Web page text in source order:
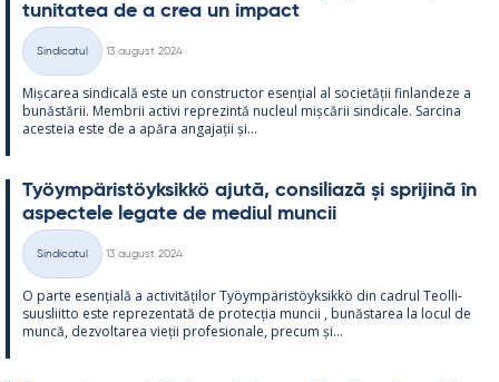
tu­ni­ta­tea de a crea un im­pact
Categorii
Sindicatul
13 august 2024
Mișca­rea sin­dicală este un con­struc­tor esențial al societății fin­lan­deze a
bunăstă­rii. Mem­brii ac­tivi reprezintă nucleul mișcă­rii sin­dicale. Sarcina
aces­teia este de a apăra an­ga­jații și...
Työym­pä­ris­töyk­sikkö ajută, con­si­liază și spri­jină în
as­pec­tele le­gate de me­diul muncii
Categorii
Sindicatul
13 august 2024
O parte esențială a ac­ti­vități­lor Työym­pä­ris­töyk­sikkö din cadrul Teol­li­
suus­liitto este reprezen­tată de pro­tecția muncii , bunăs­ta­rea la locul de
muncă, dez­vol­ta­rea vieții pro­fe­sio­nale, precum și...